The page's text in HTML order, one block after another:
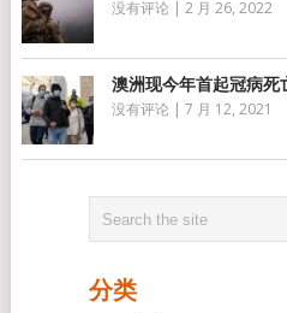
没有评论 | 2 月 26, 2022
澳洲现今年首起冠病死
没有评论 | 7 月 12, 2021
分类